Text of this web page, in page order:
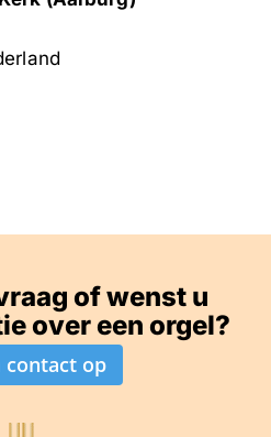
of wenst u
over een orgel?
contact op